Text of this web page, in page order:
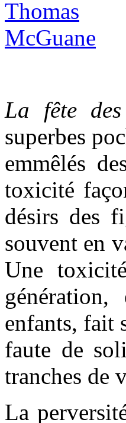
La fête
superbes
emmêlés
toxicité
désirs des
souvent en
Une
enfants, fait
faute de
tranches de
La